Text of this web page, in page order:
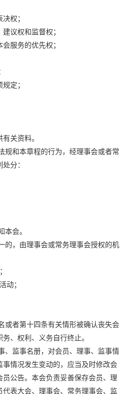
权；
议权和监督权；
服务的优先权；
定；
关资料。
规和本章程的行为，经理事会或者常
分：
本会。
的，由理事会或常务理事会授权的机
动；
或者第十四条有关情形被确认丧失会
、权利、义务自行终止。
、监事名册，对会员、理事、监事情
情况发生变动的，应当及时修改会
员公告。本会负责妥善保存会员、理
表大会、理事会、常务理事会、监